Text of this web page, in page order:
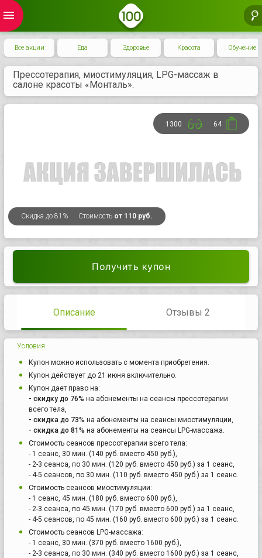
menu
Все акции Еда Здоровье Красота Обучение
Прессотерапия, миостимуляция, LPG-массаж в
салоне красоты «Монталь».
Скидка до 81% Стоимость от 110 руб.
1300 64
Получить купон
Описание Отзывы 2
Условия
Купон можно использовать с момента приобретения.
Купон действует до 21 июня включительно.
Купон дает право на:
- скидку до 76% на абонементы на сеансы прессотерапии
всего тела,
- скидка до 73% на абонементы на сеансы миостимуляции,
- скидка до 81% на абонементы на сеансы LPG-массажа.
Стоимость сеансов прессотерапии всего тела:
- 1 сеанс, 30 мин. (140 руб. вместо 450 руб.),
- 2-3 сеанса, по 30 мин. (120 руб. вместо 450 руб.) за 1 сеанс,
- 4-5 сеансов, по 30 мин. (110 руб. вместо 450 руб.) за 1 сеанс.
Стоимость сеансов миостимуляции:
- 1 сеанс, 45 мин. (180 руб. вместо 600 руб.),
- 2-3 сеанса, по 45 мин. (170 руб. вместо 600 руб.) за 1 сеанс,
- 4-5 сеансов, по 45 мин. (160 руб. вместо 600 руб.) за 1 сеанс.
Стоимость сеансов LPG-массажа:
- 1 сеанс, 30 мин. (370 руб. вместо 1600 руб.),
- 2-3 сеанса, по 30 мин. (340 руб. вместо 1600 руб.) за 1 сеанс,